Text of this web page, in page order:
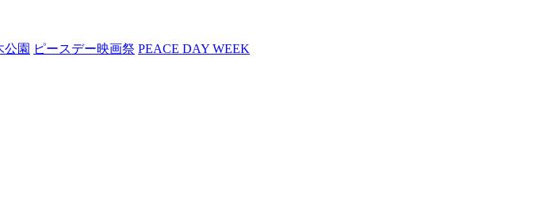
公園 ピースデー映画祭 PEACE DAY WEEK